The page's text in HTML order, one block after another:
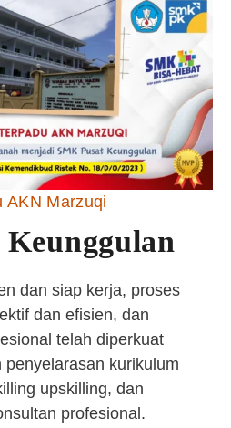
AKN Marzuqi
dan siap kerja, proses
dan efisien, dan
telah diperkuat
kurikulum
upskilling, dan
profesional.